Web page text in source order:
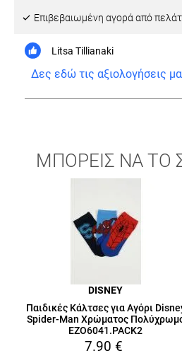
Eπιβεβαιωμένη αγορά από
Litsa Tillianaki
Δες εδώ τις αξιολογήσεις
ΜΠΟΡΕΙΣ ΝΑ ΤΟ
DISNEY
Παιδικές Κάλτσες για Αγόρι
Spider-Man Χρώματος
EZO6041.PACK2
7.90 €